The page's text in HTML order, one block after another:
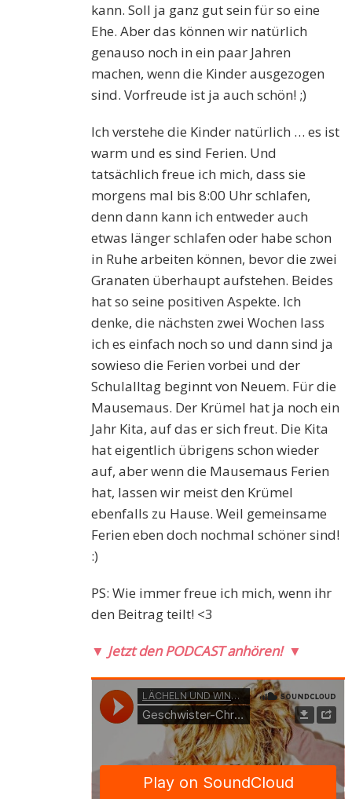
kann. Soll ja ganz gut sein für so eine
Ehe. Aber das können wir natürlich
genauso noch in ein paar Jahren
machen, wenn die Kinder ausgezogen
sind. Vorfreude ist ja auch schön! ;)
Ich verstehe die Kinder natürlich … es ist
warm und es sind Ferien. Und
tatsächlich freue ich mich, dass sie
morgens mal bis 8:00 Uhr schlafen,
denn dann kann ich entweder auch
etwas länger schlafen oder habe schon
in Ruhe arbeiten können, bevor die zwei
Granaten überhaupt aufstehen. Beides
hat so seine positiven Aspekte. Ich
denke, die nächsten zwei Wochen lass
ich es einfach noch so und dann sind ja
sowieso die Ferien vorbei und der
Schulalltag beginnt von Neuem. Für die
Mausemaus. Der Krümel hat ja noch ein
Jahr Kita, auf das er sich freut. Die Kita
hat eigentlich übrigens schon wieder
auf, aber wenn die Mausemaus Ferien
hat, lassen wir meist den Krümel
ebenfalls zu Hause. Weil gemeinsame
Ferien eben doch nochmal schöner sind!
:)
PS: Wie immer freue ich mich, wenn ihr
den Beitrag teilt! <3
▼ Jetzt den PODCAST anhören! ▼